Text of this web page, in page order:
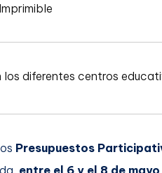
Presupuestos
entre el 6 y el 8 de mayo